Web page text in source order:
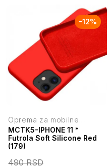
-12%
Oprema za mobilne
telefone
MCTK5-IPHONE 11 *
Futrola Soft Silicone Red
(179)
490RSD